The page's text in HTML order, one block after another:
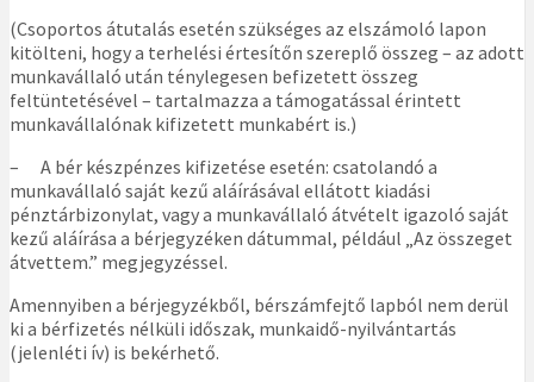
(Csoportos átutalás esetén szükséges az elszámoló lapon
kitölteni, hogy a terhelési értesítőn szereplő összeg – az adott
munkavállaló után ténylegesen befizetett összeg
feltüntetésével – tartalmazza a támogatással érintett
munkavállalónak kifizetett munkabért is.)
– A bér készpénzes kifizetése esetén: csatolandó a
munkavállaló saját kezű aláírásával ellátott kiadási
pénztárbizonylat, vagy a munkavállaló átvételt igazoló saját
kezű aláírása a bérjegyzéken dátummal, például „Az összeget
átvettem.” megjegyzéssel.
Amennyiben a bérjegyzékből, bérszámfejtő lapból nem derül
ki a bérfizetés nélküli időszak, munkaidő-nyilvántartás
(jelenléti ív) is bekérhető.